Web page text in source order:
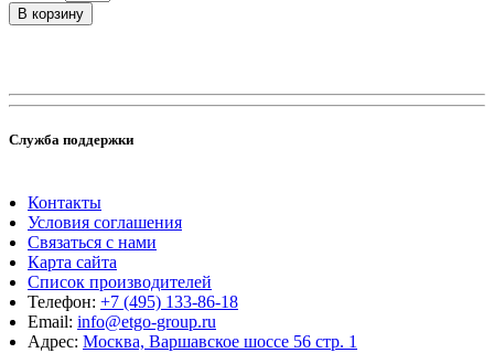
В корзину
Служба поддержки
Контакты
Условия соглашения
Связаться с нами
Карта сайта
Список производителей
Телефон: +7 (495) 133-86-18
Email: info@etgo-group.ru
Адрес: Москва, Варшавское шоссе 56 стр. 1